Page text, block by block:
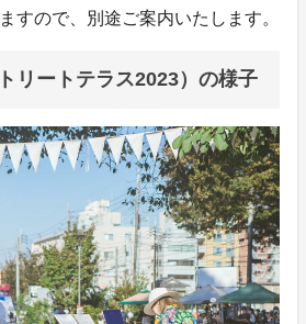
すので、別途ご案内いたします。
リートテラス2023）の様子